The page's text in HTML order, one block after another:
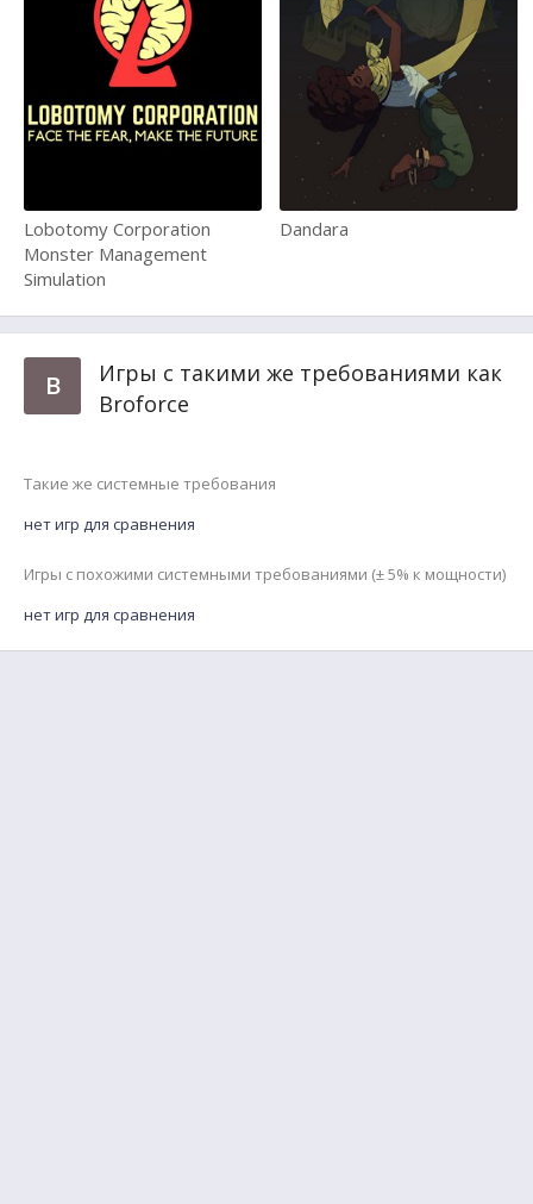
Lobotomy Corporation
Monster Management
Simulation
Dandara
B
Игры с такими же требованиями как
Broforce
Такие же системные требования
нет игр для сравнения
Игры с похожими системными требованиями (± 5% к мощности)
нет игр для сравнения